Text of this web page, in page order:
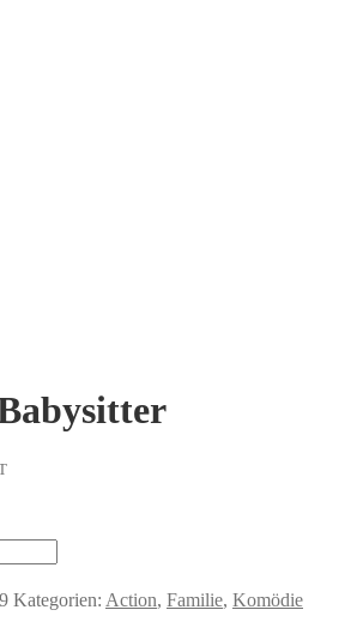
Kategorien: Action, Familie, Komödie